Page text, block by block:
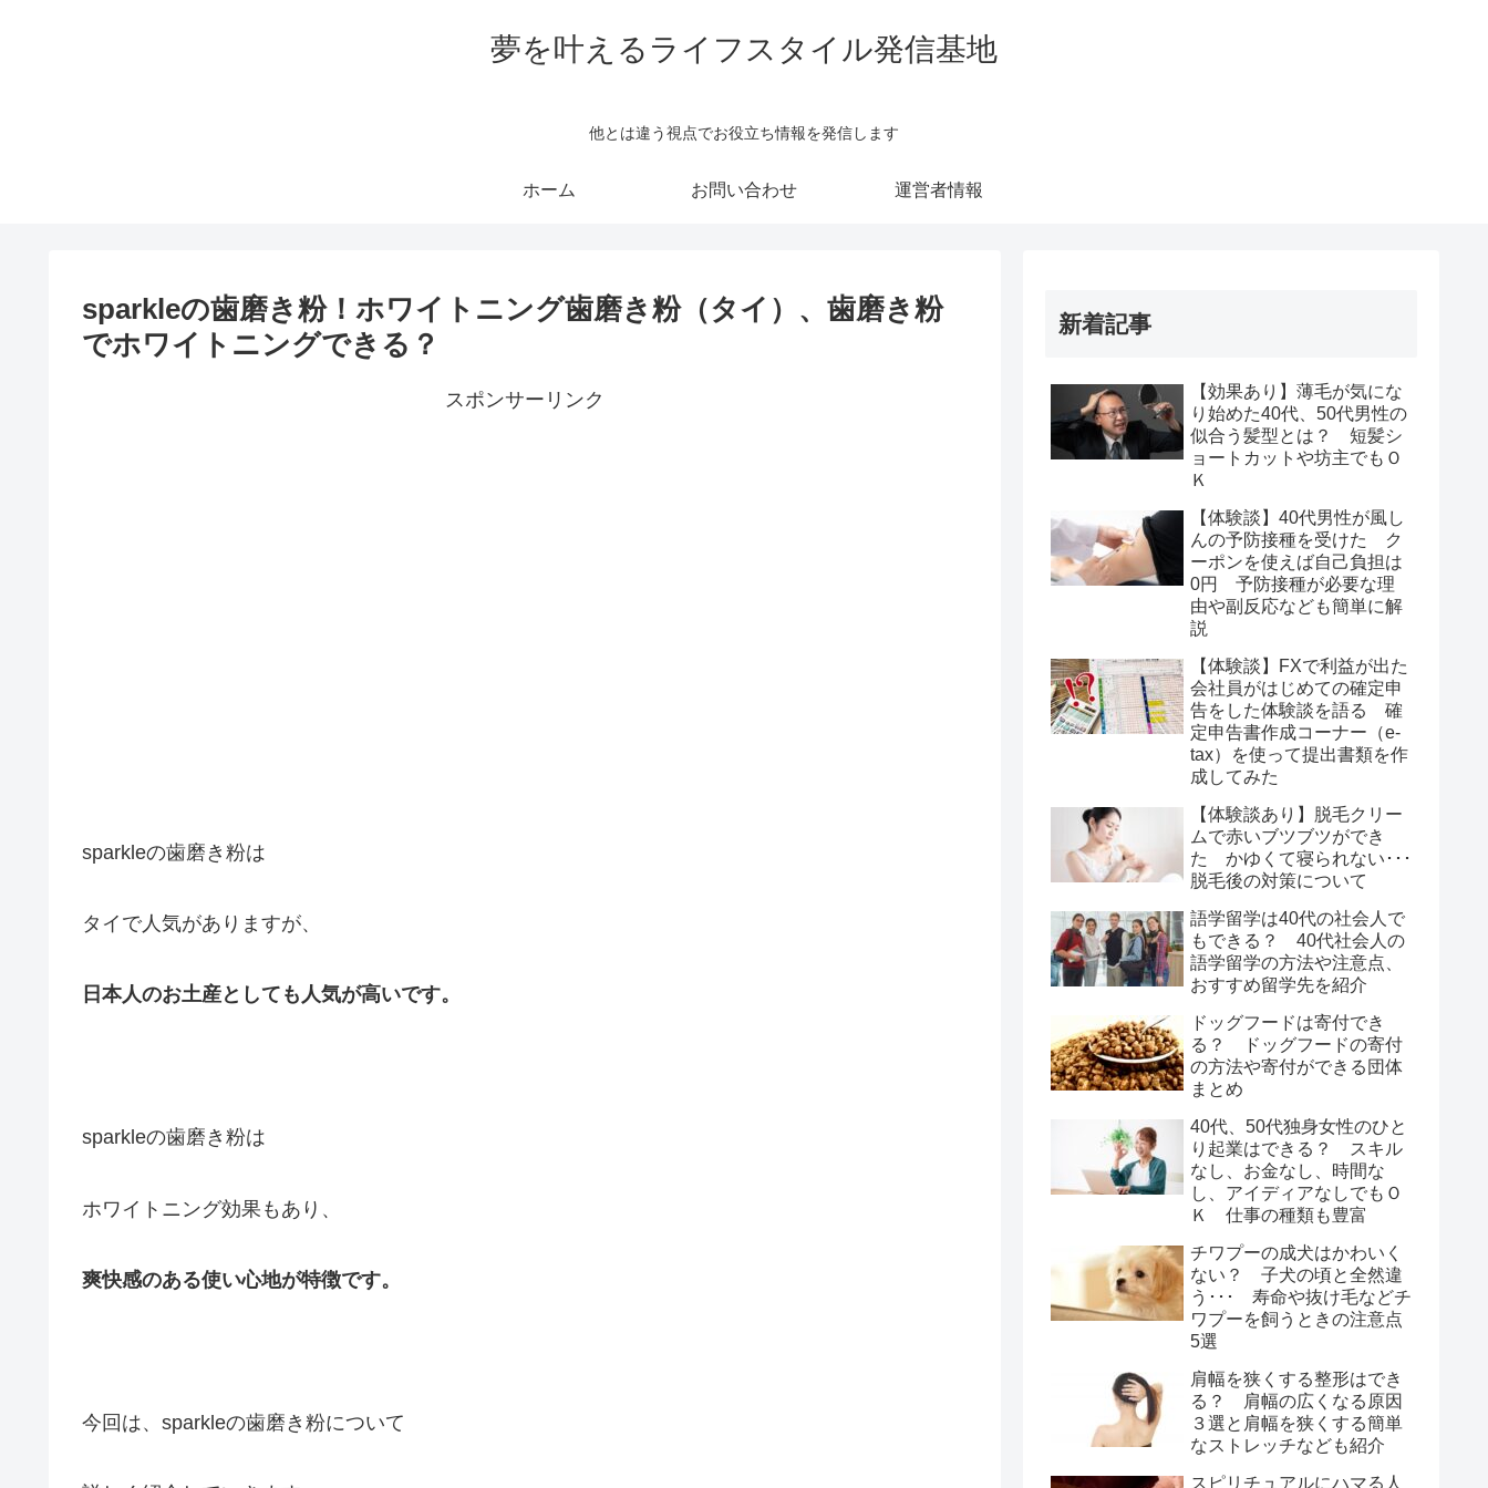
夢を叶えるライフスタイル発信基地
他とは違う視点でお役立ち情報を発信します
ホーム お問い合わせ 運営者情報
sparkleの歯磨き粉！ホワイトニング歯磨き粉（タイ）、歯磨き粉
でホワイトニングできる？
スポンサーリンク
sparkleの歯磨き粉は
タイで人気がありますが、
日本人のお土産としても人気が高いです。
sparkleの歯磨き粉は
ホワイトニング効果もあり、
爽快感のある使い心地が特徴です。
今回は、sparkleの歯磨き粉について
新着記事
【効果あり】薄毛が気にな
り始めた40代、50代男性の
似合う髪型とは？ 短髪シ
ョートカットや坊主でもＯ
Ｋ
【体験談】40代男性が風し
んの予防接種を受けた ク
ーポンを使えば自己負担は
0円 予防接種が必要な理
由や副反応なども簡単に解
説
【体験談】FXで利益が出た
会社員がはじめての確定申
告をした体験談を語る 確
定申告書作成コーナー（e-
tax）を使って提出書類を作
成してみた
【体験談あり】脱毛クリー
ムで赤いブツブツができ
た かゆくて寝られない･･･
脱毛後の対策について
語学留学は40代の社会人で
もできる？ 40代社会人の
語学留学の方法や注意点、
おすすめ留学先を紹介
ドッグフードは寄付でき
る？ ドッグフードの寄付
の方法や寄付ができる団体
まとめ
40代、50代独身女性のひと
り起業はできる？ スキル
なし、お金なし、時間な
し、アイディアなしでもＯ
Ｋ 仕事の種類も豊富
チワプーの成犬はかわいく
ない？ 子犬の頃と全然違
う･･･ 寿命や抜け毛などチ
ワプーを飼うときの注意点
5選
肩幅を狭くする整形はでき
る？ 肩幅の広くなる原因
３選と肩幅を狭くする簡単
なストレッチなども紹介
スピリチュアルにハマる人